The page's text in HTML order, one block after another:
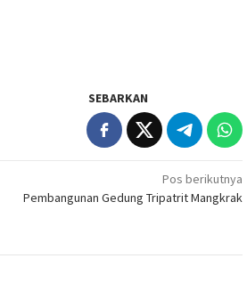
SEBARKAN
Pos berikutnya
Pembangunan Gedung Tripatrit Mangkrak